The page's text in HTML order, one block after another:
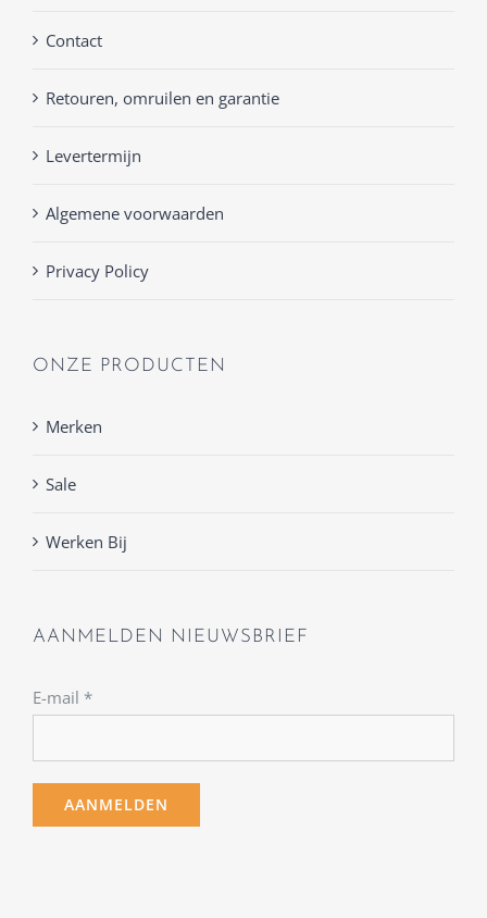
Contact
Retouren, omruilen en garantie
Levertermijn
Algemene voorwaarden
Privacy Policy
ONZE PRODUCTEN
Merken
Sale
Werken Bij
AANMELDEN NIEUWSBRIEF
E-mail *